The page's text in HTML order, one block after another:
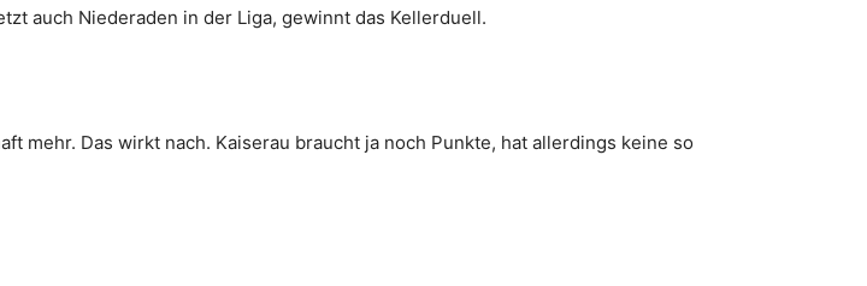
auch Niederaden in der Liga, gewinnt das Kellerduell.
mehr. Das wirkt nach. Kaiserau braucht ja noch Punkte, hat allerdings keine so